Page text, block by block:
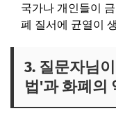
국가나 개인들이
폐 질서에 균열이
3. 질문자님
법'과 화폐의